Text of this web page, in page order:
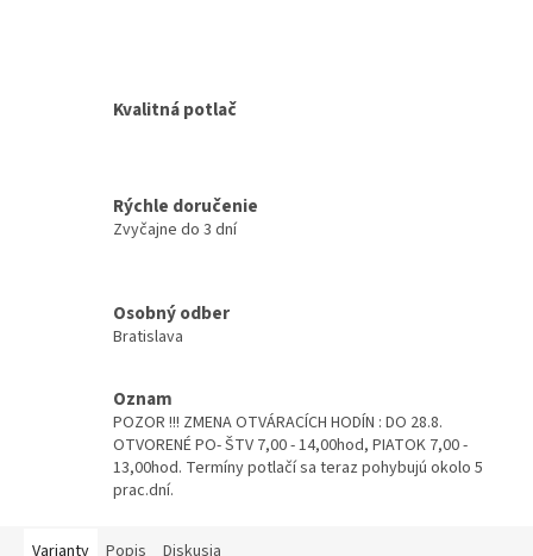
Kvalitná potlač
Rýchle doručenie
Zvyčajne do 3 dní
Osobný odber
Bratislava
Oznam
POZOR !!! ZMENA OTVÁRACÍCH HODÍN : DO 28.8.
OTVORENÉ PO- ŠTV 7,00 - 14,00hod, PIATOK 7,00 -
13,00hod. Termíny potlačí sa teraz pohybujú okolo 5
prac.dní.